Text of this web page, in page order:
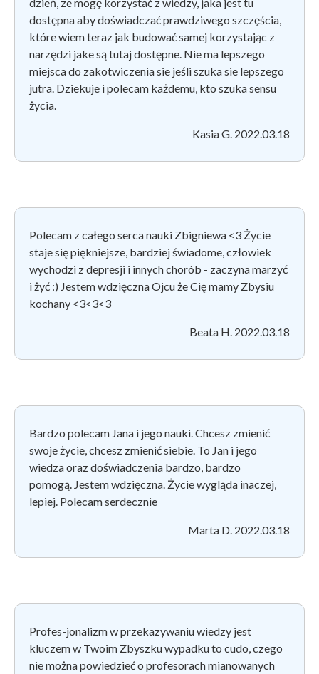
dostępna aby doświadczać prawdziwego szczęścia,
które wiem teraz jak budować samej korzystając z
narzędzi jake są tutaj dostępne. Nie ma lepszego
miejsca do zakotwiczenia sie jeśli szuka sie lepszego
jutra. Dziekuje i polecam każdemu, kto szuka sensu
życia.
Kasia G. 2022.03.18
Polecam z całego serca nauki Zbigniewa <3 ️Życie
staje się piękniejsze, bardziej świadome,człowiek
wychodzi z depresji i innych chorób - zaczyna marzyć
i żyć :) Jestem wdzięczna Ojcu że Cię mamy Zbysiu
kochany <3<3<3
Beata H. 2022.03.18
Bardzo polecam Jana i jego nauki.Chcesz zmienić
swoje życie, chcesz zmienić siebie. To Jan i jego
wiedza oraz doświadczenia bardzo, bardzo
pomogą. Jestem wdzięczna. Życie wygląda inaczej,
lepiej. Polecam serdecznie
Marta D. 2022.03.18
Profes-jonalizm w przekazywaniu wiedzy jest
kluczem w Twoim Zbyszku wypadku to cudo, czego
nie można powiedzieć o profesorach mianowanych